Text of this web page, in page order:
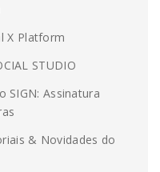
X Platform
STUDIO
SIGN: Assinatura
& Novidades do